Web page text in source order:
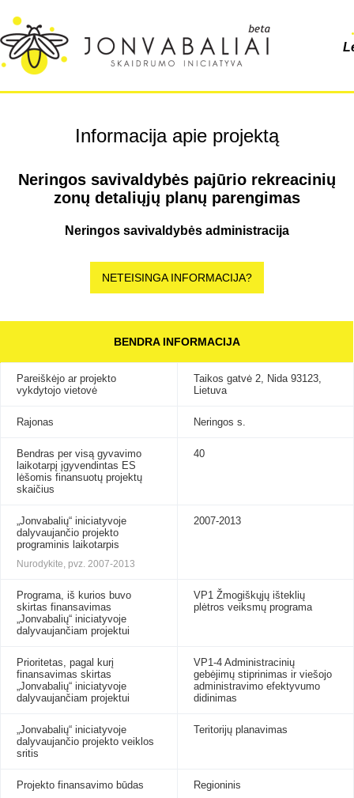
Informacija apie projektą
Neringos savivaldybės pajūrio rekreacinių
zonų detaliųjų planų parengimas
Neringos savivaldybės administracija
NETEISINGA INFORMACIJA?
BENDRA INFORMACIJA
Pareiškėjo ar projekto
vykdytojo vietovė
Taikos gatvė 2, Nida 93123,
Lietuva
Rajonas Neringos s.
Bendras per visą gyvavimo
laikotarpį įgyvendintas ES
lėšomis finansuotų projektų
skaičius
40
„Jonvabalių“ iniciatyvoje
dalyvaujančio projekto
programinis laikotarpis
Nurodykite, pvz. 2007-2013
2007-2013
Programa, iš kurios buvo
skirtas finansavimas
„Jonvabalių“ iniciatyvoje
dalyvaujančiam projektui
VP1 Žmogiškųjų išteklių
plėtros veiksmų programa
Prioritetas, pagal kurį
finansavimas skirtas
„Jonvabalių“ iniciatyvoje
dalyvaujančiam projektui
VP1-4 Administracinių
gebėjimų stiprinimas ir viešojo
administravimo efektyvumo
didinimas
„Jonvabalių“ iniciatyvoje
dalyvaujančio projekto veiklos
sritis
Teritorijų planavimas
Projekto finansavimo būdas Regioninis